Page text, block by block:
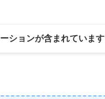
ションが含まれています